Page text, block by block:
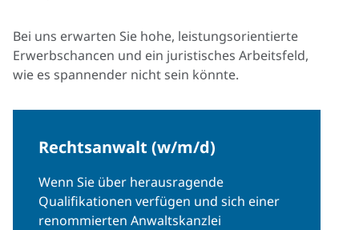
Bei uns erwarten Sie hohe, leistungsorientierte
Erwerbschancen und ein juristisches Arbeitsfeld,
wie es spannender nicht sein könnte.
Rechtsanwalt (w/m/d)
Wenn Sie über herausragende
Qualifikationen verfügen und sich einer
renommierten Anwaltskanzlei